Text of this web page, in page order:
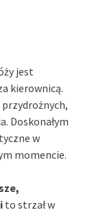
jest
kierownicą.
Doskonałym
w
momencie.
to strzał w